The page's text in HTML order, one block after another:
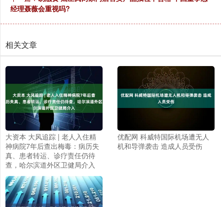
经理聂薇会重视吗?
相关文章
大资本 大风追踪 | 老人入住精
神病院7年后查出梅毒：病历失
真、患者转运、诊疗责任仍待
查，哈尔滨道外区卫健局介入
优配网 科威特国际机场遭无人
机和导弹袭击 造成人员受伤